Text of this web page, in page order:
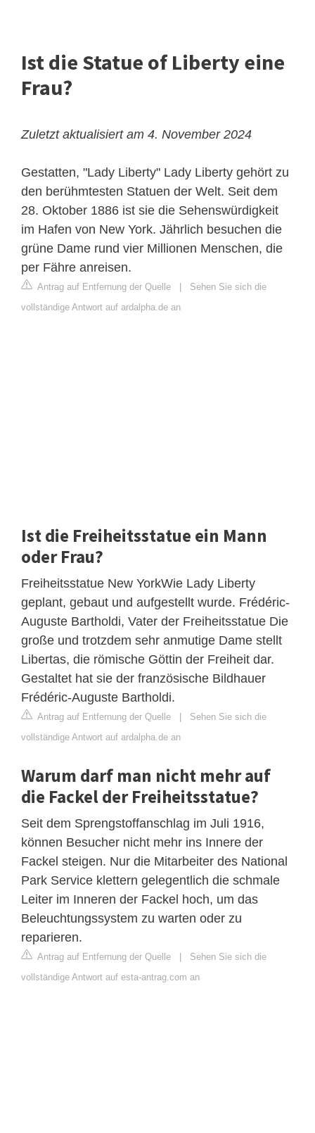
Ist die Statue of Liberty eine
Frau?
Zuletzt aktualisiert am 4. November 2024
Gestatten, "Lady Liberty" Lady Liberty gehört zu
den berühmtesten Statuen der Welt. Seit dem
28. Oktober 1886 ist sie die Sehenswürdigkeit
im Hafen von New York. Jährlich besuchen die
grüne Dame rund vier Millionen Menschen, die
per Fähre anreisen.
Antrag auf Entfernung der Quelle
Sehen Sie sich die
vollständige Antwort auf ardalpha.de an
Ist die Freiheitsstatue ein Mann
oder Frau?
Freiheitsstatue New YorkWie Lady Liberty
geplant, gebaut und aufgestellt wurde. Frédéric-
Auguste Bartholdi, Vater der Freiheitsstatue Die
große und trotzdem sehr anmutige Dame stellt
Libertas, die römische Göttin der Freiheit dar.
Gestaltet hat sie der französische Bildhauer
Frédéric-Auguste Bartholdi.
Antrag auf Entfernung der Quelle
Sehen Sie sich die
vollständige Antwort auf ardalpha.de an
Warum darf man nicht mehr auf
die Fackel der Freiheitsstatue?
Seit dem Sprengstoffanschlag im Juli 1916,
können Besucher nicht mehr ins Innere der
Fackel steigen. Nur die Mitarbeiter des National
Park Service klettern gelegentlich die schmale
Leiter im Inneren der Fackel hoch, um das
Beleuchtungssystem zu warten oder zu
reparieren.
Antrag auf Entfernung der Quelle
Sehen Sie sich die
vollständige Antwort auf esta-antrag.com an